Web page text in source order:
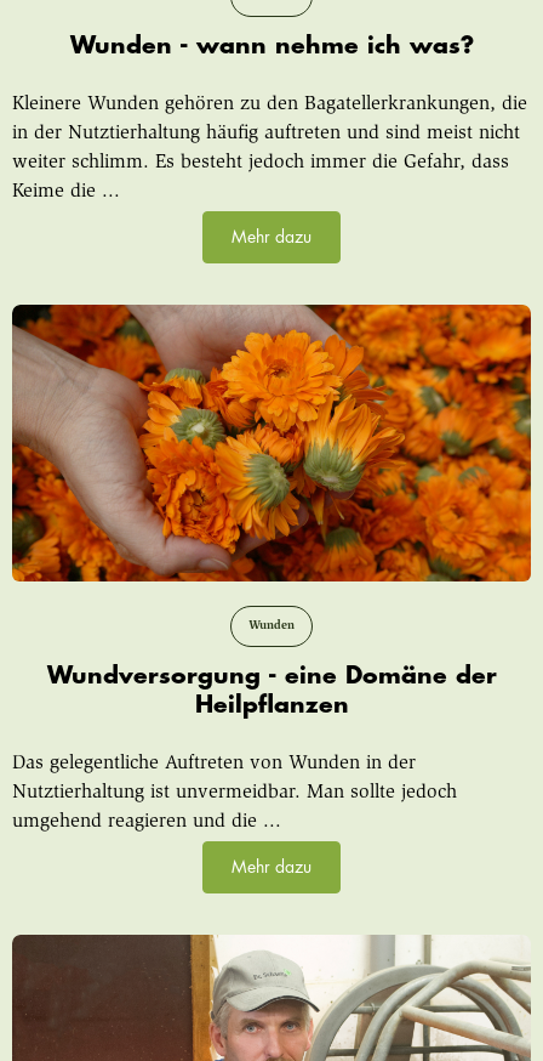
Wunden - wann nehme ich was?
Kleinere Wunden gehören zu den Bagatellerkrankungen, die
in der Nutztierhaltung häufig auftreten und sind meist nicht
weiter schlimm. Es besteht jedoch immer die Gefahr, dass
Keime die ...
Mehr dazu
Wunden
Wundversorgung - eine Domäne der
Heilpflanzen
Das gelegentliche Auftreten von Wunden in der
Nutztierhaltung ist unvermeidbar. Man sollte jedoch
umgehend reagieren und die ...
Mehr dazu